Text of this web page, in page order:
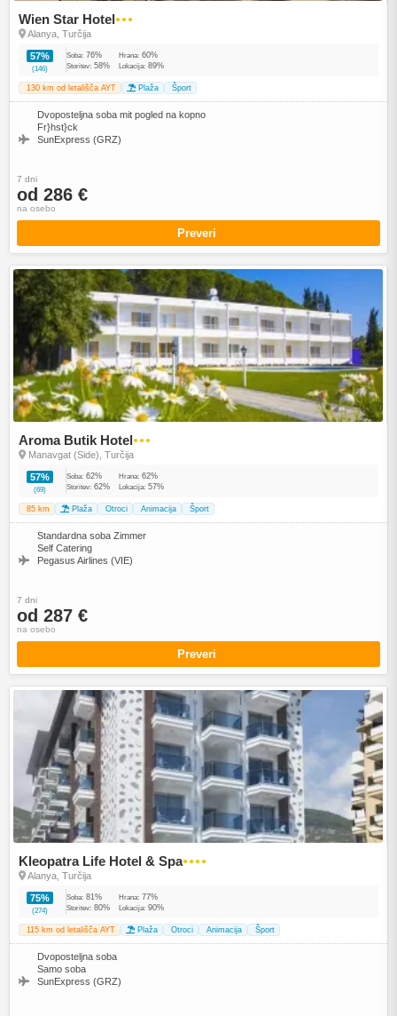
Wien Star Hotel●●●
Alanya, Turčija
57%
(146)
Soba: 76% Hrana: 60%
Storitev: 58% Lokacija: 89%
130 km od letališča AYT Plaža Šport
Dvoposteljna soba mit pogled na kopno
Fr}hst}ck
SunExpress (GRZ)
7 dni
od 286 €
na osebo
Preveri
Aroma Butik Hotel●●●
Manavgat (Side), Turčija
57%
(69)
Soba: 62% Hrana: 62%
Storitev: 62% Lokacija: 57%
85 km Plaža Otroci Animacija Šport
Standardna soba Zimmer
Self Catering
Pegasus Airlines (VIE)
7 dni
od 287 €
na osebo
Preveri
Kleopatra Life Hotel & Spa●●●●
Alanya, Turčija
75%
(274)
Soba: 81% Hrana: 77%
Storitev: 80% Lokacija: 90%
115 km od letališča AYT Plaža Otroci Animacija Šport
Dvoposteljna soba
Samo soba
SunExpress (GRZ)